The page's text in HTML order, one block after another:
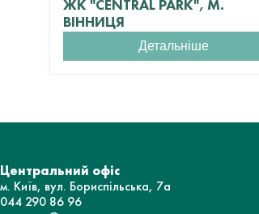
ЖК "CENTRAL PARK", М.
ВІННИЦЯ
Детальніше
Центральний офіс
м. Київ, вул. Бориспільська, 7а
044 290 86 96